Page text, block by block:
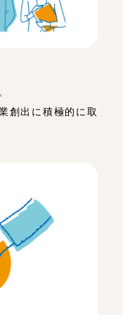
創出に積極的に取